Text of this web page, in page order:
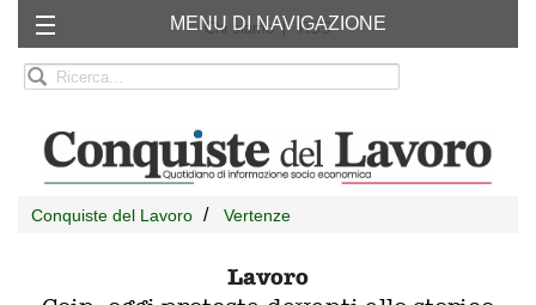
Chi siamo RSS
MENU DI NAVIGAZIONE
Conquiste del Lavoro Vertenze
Lavoro